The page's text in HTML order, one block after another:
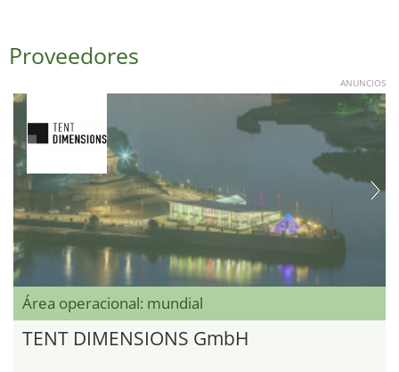
Proveedores
ANUNCIOS
Área operacional: mundial
TENT DIMENSIONS GmbH